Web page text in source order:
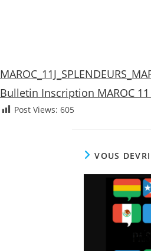
Bulletin Inscription MAROC 11
Post Views: 605
VOUS